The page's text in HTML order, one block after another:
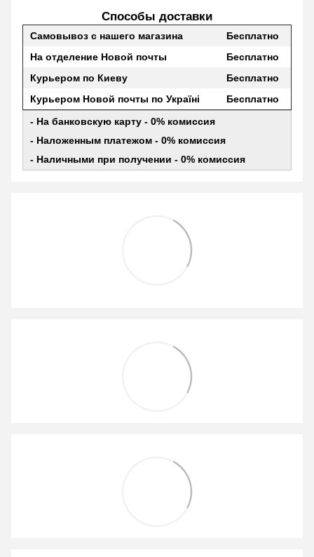
Способы доставки
Самовывоз с нашего магазина
Бесплатно
На отделение Новой почты
Бесплатно
Курьером по Киеву
Бесплатно
Курьером Новой почты по Україні
Бесплатно
- На банковскую карту - 0% комиссия
- Наложенным платежом - 0% комиссия
- Наличными при получении - 0% комиссия